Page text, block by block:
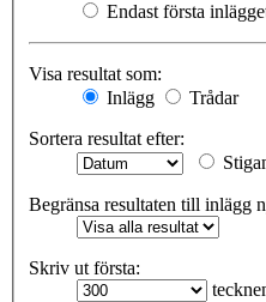
Endast första
Visa resultat som:
Inlägg
Trådar
Sortera resultat efter:
Begränsa resultaten till inlägg
Skriv ut första: